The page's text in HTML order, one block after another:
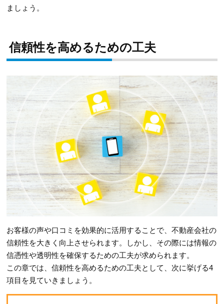
ましょう。
信頼性を高めるための工夫
お客様の声や口コミを効果的に活用することで、不動産会社の
信頼性を大きく向上させられます。しかし、その際には情報の
信憑性や透明性を確保するための工夫が求められます。
この章では、信頼性を高めるための工夫として、次に挙げる4
項目を見ていきましょう。